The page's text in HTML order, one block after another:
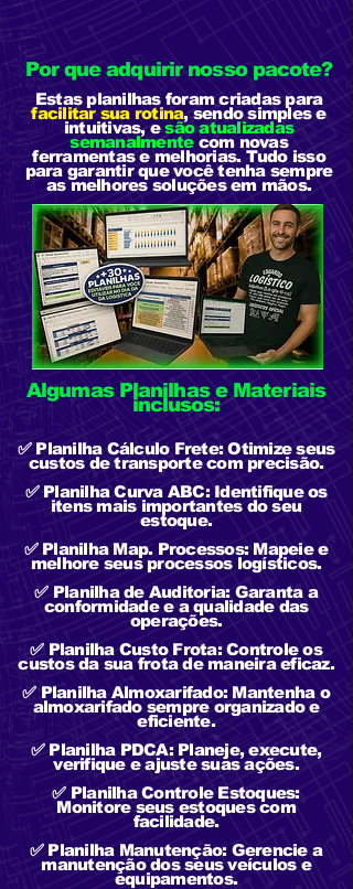
Por que adquirir nosso pacote?
Estas planilhas foram criadas para
facilitar sua rotina, sendo simples e
intuitivas, esão atualizadas
semanalmente com novas
ferramentas e melhorias. Tudo isso
para garantir que você tenha sempre
as melhores soluções em mãos.
Algumas Planilhas e Materiais
inclusos:
✅ Planilha Cálculo Frete: Otimize seus
custos de transporte com precisão.
✅ Planilha Curva ABC: Identifique os
itens mais importantes do seu
estoque.
✅ Planilha Map. Processos: Mapeie e
melhore seus processos logísticos.
✅ Planilha de Auditoria: Garanta a
conformidade e a qualidade das
operações.
✅ Planilha Custo Frota: Controle os
custos da sua frota de maneira eficaz.
✅ Planilha Almoxarifado: Mantenha o
almoxarifado sempre organizado e
eficiente.
✅ Planilha PDCA: Planeje, execute,
verifique e ajuste suas ações.
✅ Planilha Controle Estoques:
Monitore seus estoques com
facilidade.
✅ Planilha Manutenção: Gerencie a
manutenção dos seus veículos e
equipamentos.